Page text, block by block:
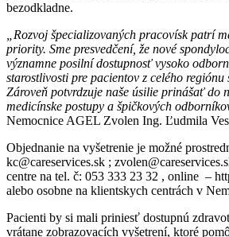
bezodkladne.
„Rozvoj špecializovaných pracovísk patrí
priority. Sme presvedčení, že nové
významne posilní dostupnosť vysoko
starostlivosti pre pacientov z celého regiónu
Zároveň potvrdzuje naše úsilie prinášať do
medicínske postupy a špičkových
Nemocnice AGEL Zvolen Ing. Ľudmila
Objednanie na vyšetrenie je možné
kc@careservices.sk ;
centre na tel. č: 053 333 23 32 , online –
alebo osobne na klientskych centrách v
Pacienti by si mali priniesť dostupnú
vrátane zobrazovacích vyšetrení, ktoré